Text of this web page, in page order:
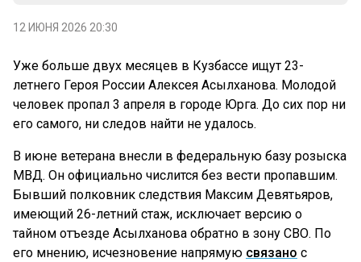
12 ИЮНЯ 2026 20:30
Уже больше двух месяцев в Кузбассе ищут 23-
летнего Героя России Алексея Асылханова. Молодой
человек пропал 3 апреля в городе Юрга. До сих пор ни
его самого, ни следов найти не удалось.
В июне ветерана внесли в федеральную базу розыска
МВД. Он официально числится без вести пропавшим.
Бывший полковник следствия Максим Девятьяров,
имеющий 26-летний стаж, исключает версию о
тайном отъезде Асылханова обратно в зону СВО. По
его мнению, исчезновение напрямую связано с